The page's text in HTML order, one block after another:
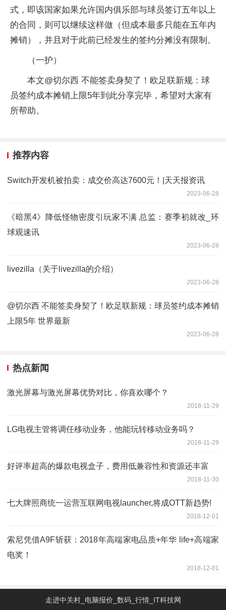
式，即该国家如果允许国内俱乐部与球员签订五年以上
的合同，则可以继续这样做（但成本最多只能在五年内
摊销），并且对于此前已经发生的签约分摊没有限制。
（一护）
本文@切尔西 不能签卖身契了！欧足联新规：球
员签约成本摊销上限5年到此分享完毕，希望对大家有
所帮助。
推荐内容
Switch开发机被拍卖：成交价高达7600元！|天天报资讯
2023-06-28
《暗黑4》降低怪物密度引玩家不满 总监：赛季初就改_环
球观速讯
2023-06-28
livezilla（关于livezilla的介绍）
2023-06-28
@切尔西 不能签卖身契了！欧足联新规：球员签约成本摊销
上限5年 世界最新
2023-06-28
热点新闻
激光屏幕与激光屏幕优势对比，你喜欢哪个？
2018-11-29
LG电视主管将调任移动业务，他能玩转移动业务吗？
2018-11-29
好评率超高的爆款电视盒子，费用低兼容性和资源还丰富
2018-11-30
七大牌照商统一运营互联网电视launcher,将成OTT新趋势!
2018-12-01
索尼凭借A9F斩获：2018年高端家电品质+年华 life+高端家
电奖！
2018-12-01
走进中关村_电脑报价_数码_行情_IT科技网